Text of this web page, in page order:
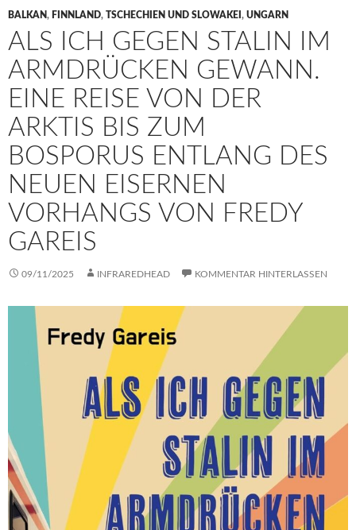
BALKAN, FINNLAND, TSCHECHIEN UND SLOWAKEI , UNGARN
ALS ICH GEGEN STALIN IM
ARMDRÜCKEN GEWANN.
EINE REISE VON DER
ARKTIS BIS ZUM
BOSPORUS ENTLANG DES
NEUEN EISERNEN
VORHANGS VON FREDY
GAREIS
09/11/2025 INFRAREDHEAD KOMMENTAR HINTERLASSEN